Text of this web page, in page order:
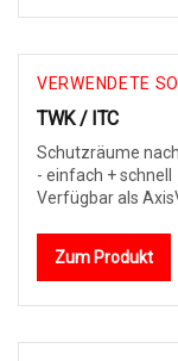
VERWENDETE
TWK / ITC
Schutzräume
- einfach + schnell
Verfügbar als
Zum Produkt